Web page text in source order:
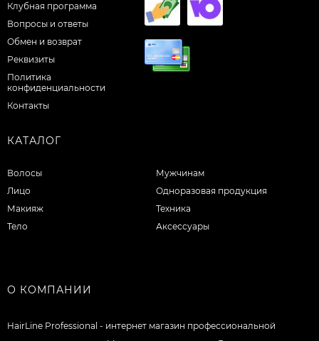
Клубная программа
Вопросы и ответы
Обмен и возврат
Реквизиты
Политика
конфиденциальности
Контакты
КАТАЛОГ
Волосы
Лицо
Макияж
Тело
Мужчинам
Одноразовая продукция
Техника
Аксессуары
О КОМПАНИИ
HairLine Professional - интернет магазин профессиональной